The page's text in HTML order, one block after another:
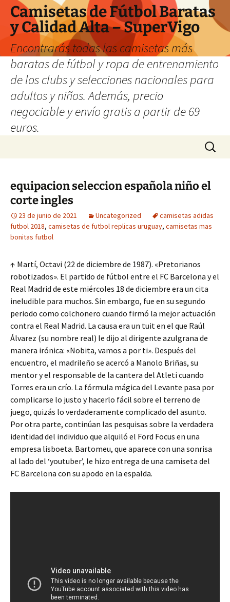
Camisetas de Fútbol Baratas
y Calidad Alta – SuperVigo
Encontrarás todas las camisetas más
baratas de fútbol y ropa de entrenamiento
de los clubs y selecciones nacionales para
adultos y niños. Además, precio
negociable y envío gratis a partir de 69
euros.
Buscar:
equipacion seleccion española niño el
corte ingles
23 de junio de 2021 Uncategorized
camisetas adidas
futbol 2018, camisetas de futbol replicas uruguay, camisetas mas
bonitas futbol
↑ Martí, Octavi (22 de diciembre de 1987). «Pretorianos
robotizados». El partido de fútbol entre el FC Barcelona y el
Real Madrid de este miércoles 18 de diciembre era un cita
ineludible para muchos. Sin embargo, fue en su segundo
periodo como colchonero cuando firmó la mejor actuación
contra el Real Madrid. La causa era un tuit en el que Raúl
Álvarez (su nombre real) le dijo al dirigente azulgrana de
manera irónica: «Nobita, vamos a por ti». Después del
encuentro, el madrileño se acercó a Manolo Briñas, su
mentor y el responsable de la cantera del Atleti cuando
Torres era un crío. La fórmula mágica del Levante pasa por
complicarse lo justo y hacerlo fácil sobre el terreno de
juego, quizás lo verdaderamente complicado del asunto.
Por otra parte, continúan las pesquisas sobre la verdadera
identidad del individuo que alquiló el Ford Focus en una
empresa lisboeta. Bartomeu, que aparece con una sonrisa
al lado del ‘youtuber’, le hizo entrega de una camiseta del
FC Barcelona con su apodo en la espalda.